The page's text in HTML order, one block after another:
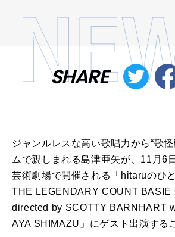
SHARE
ジャンルレスな高い歌唱力から“歌
ムで親しまれる島津亜矢が、11月6
芸術劇場で開催される「hitaruのひ
THE LEGENDARY COUNT BASIE
directed by SCOTTY BARNHART
AYA SHIMAZU」にゲスト出演する